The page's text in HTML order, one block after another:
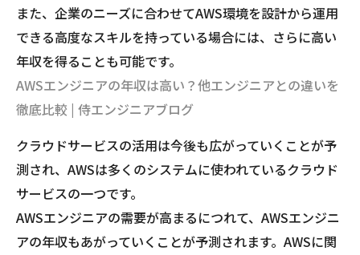
また、企業のニーズに合わせてAWS環境を設計から運用
できる高度なスキルを持っている場合には、さらに高い
年収を得ることも可能です。
AWSエンジニアの年収は高い？他エンジニアとの違いを
徹底比較 | 侍エンジニアブログ
クラウドサービスの活用は今後も広がっていくことが予
測され、AWSは多くのシステムに使われているクラウド
サービスの一つです。
AWSエンジニアの需要が高まるにつれて、AWSエンジニ
アの年収もあがっていくことが予測されます。AWSに関